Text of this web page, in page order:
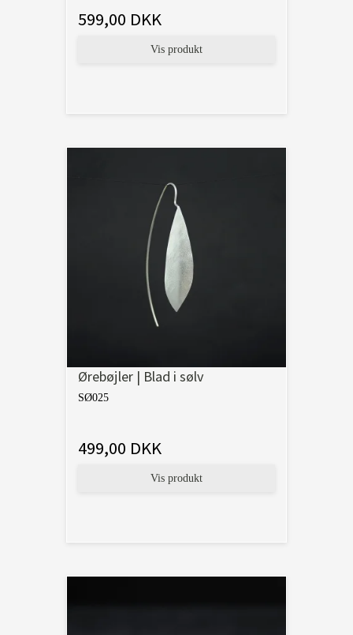
599,00 DKK
Vis produkt
Ørebøjler | Blad i sølv
SØ025
499,00 DKK
Vis produkt